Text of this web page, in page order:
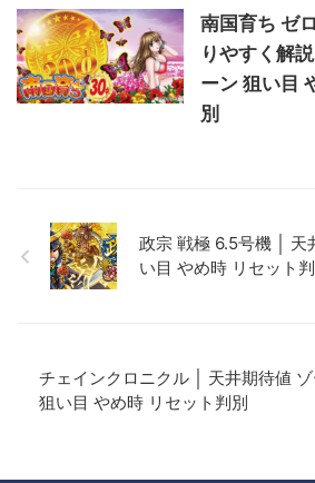
南国育ち ゼ
りやすく解
ーン 狙い目
別
政宗 戦極 6.5号機 │ 天
い目 やめ時 リセット
チェインクロニクル │ 天井期待値
狙い目 やめ時 リセット判別